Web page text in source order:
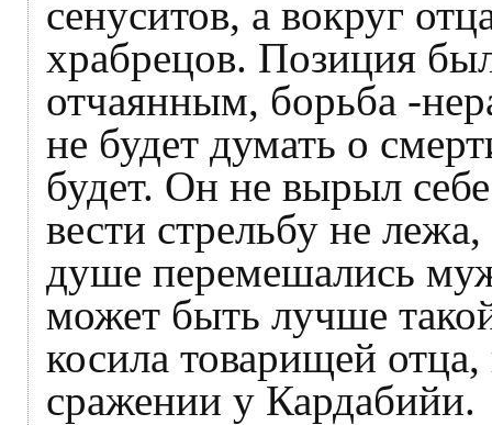
сенуситов, а вокруг
храбрецов. Позиция
отчаянным, борьба -
не будет думать о
будет. Он не вырыл
вести стрельбу не
душе перемешались
может быть лучше
косила товарищей отца,
сражении у Кардабийи.